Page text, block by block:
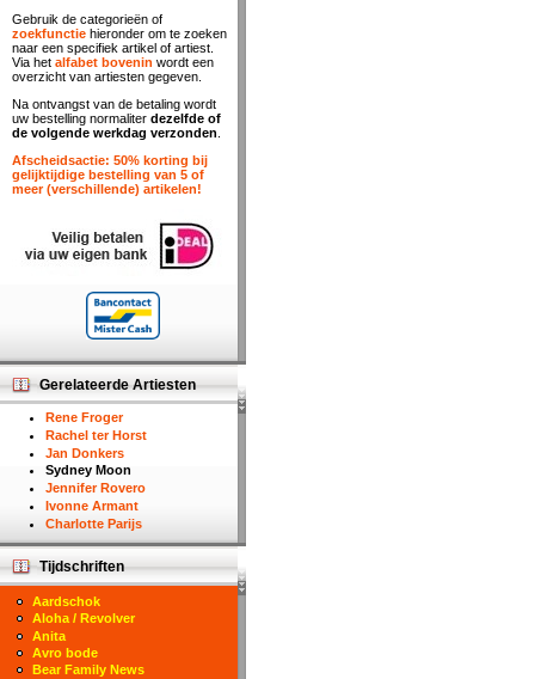
Gebruik de categorieën of
zoekfunctie hieronder om te zoeken
naar een specifiek artikel of artiest.
Via het alfabet bovenin wordt een
overzicht van artiesten gegeven.
Na ontvangst van de betaling wordt
uw bestelling normaliter dezelfde of
de volgende werkdag verzonden
Afscheidsactie: 50% korting bij
gelijktijdige bestelling van 5 of
meer (verschillende) artikelen!
Gerelateerde Artiesten
Rene Froger
Rachel ter Horst
Jan Donkers
Sydney Moon
Jennifer Rovero
Ivonne Armant
Charlotte Parijs
Tijdschriften
Aardschok
Aloha / Revolver
Anita
Avro bode
Bear Family News